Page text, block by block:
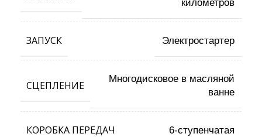
километров
ЗАПУСК Электростартер
СЦЕПЛЕНИЕ
Многодисковое в масляной
ванне
КОРОБКА ПЕРЕДАЧ 6-ступенчатая